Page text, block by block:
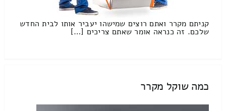
קניתם מקרר ואתם רוצים שמישהו יעביר אותו לבית החדש
שלכם. זה כנראה אומר שאתם צריכים […]
כמה שוקל מקרר